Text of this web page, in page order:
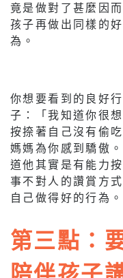
竟是做對了甚麼因
孩子再做出同樣的
為。
你想要看到的良好
子：「我知道你很
按捺著自己沒有偷
媽媽為你感到驕傲
道他其實是有能力
事不對人的讚賞方
自己做得好的行為。
第三點：